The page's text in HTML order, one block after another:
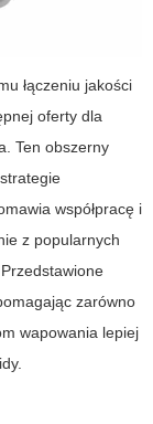
łączeniu jakości
oferty dla
Ten obszerny
współpracę i
z popularnych
zarówno
wapowania lepiej